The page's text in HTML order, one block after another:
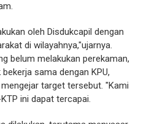
oleh Disdukcapil dengan
di wilayahnya,"ujarnya.
belum melakukan perekaman,
sama dengan KPU,
target tersebut. "Kami
ini dapat tercapai.